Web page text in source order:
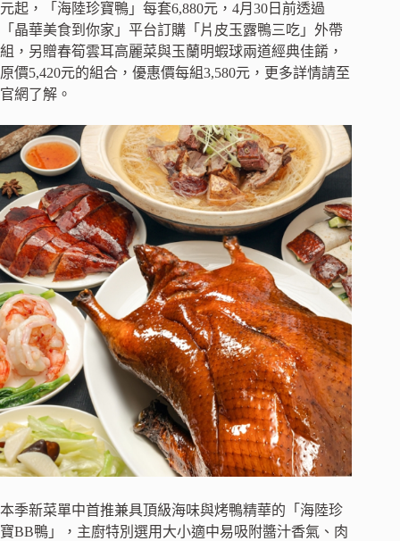
元起，「海陸珍寶鴨」每套6,880元，4月30日前透過
「晶華美食到你家」平台訂購「片皮玉露鴨三吃」外帶
組，另贈春筍雲耳高麗菜與玉蘭明蝦球兩道經典佳餚，
原價5,420元的組合，優惠價每組3,580元，更多詳情請至
官網了解。
本季新菜單中首推兼具頂級海味與烤鴨精華的「海陸珍
寶BB鴨」，主廚特別選用大小適中易吸附醬汁香氣、肉